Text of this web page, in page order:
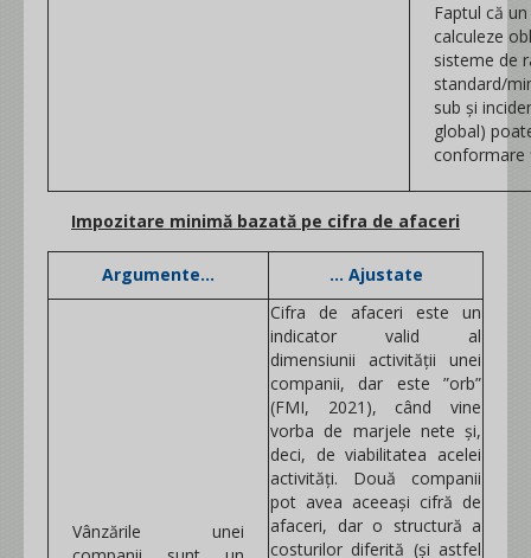
Faptul că
calculeze
sisteme de
standard/
sub și
global)
conformare
Impozitare minimă bazată pe cifra de afaceri
Argumente... ... Ajustate
Vânzările unei
Cifra de afaceri este un
indicator valid al
dimensiunii activității unei
companii, dar este ”orb”
(FMI, 2021), când vine
vorba de marjele nete și,
deci, de viabilitatea acelei
activități. Două companii
pot avea aceeași cifră de
afaceri, dar o structură a
costurilor diferită (și astfel